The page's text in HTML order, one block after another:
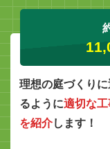
理想の庭づくり
るように適切な
を紹介します！